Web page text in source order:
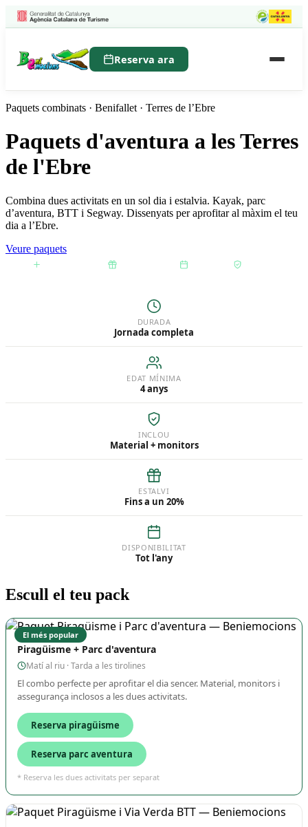
Reserva ara
Paquets combinats · Benifallet · Terres de l’Ebre
Paquets d'aventura a les Terres
de l'Ebre
Combina dues activitats en un sol dia i estalvia. Kayak, parc
d’aventura, BTT i Segway. Dissenyats per aprofitar al màxim el teu
dia a l’Ebre.
Veure paquets
DURADA
Jornada completa
EDAT MÍNIMA
4 anys
INCLOU
Material + monitors
ESTALVI
Fins a un 20%
DISPONIBILITAT
Tot l'any
Escull el teu pack
El més popular
Piragüisme + Parc d'aventura
Matí al riu · Tarda a les tirolines
El combo perfecte per aprofitar el dia sencer. Material, monitors i
assegurança inclosos a les dues activitats.
Reserva piragüisme
Reserva parc aventura
* Reserva les dues activitats per separat